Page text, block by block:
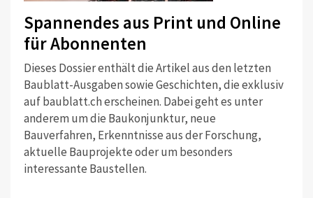
Spannendes aus Print und Online
für Abonnenten
Dieses Dossier enthält die Artikel aus den letzten
Baublatt-Ausgaben sowie Geschichten, die exklusiv
auf baublatt.ch erscheinen. Dabei geht es unter
anderem um die Baukonjunktur, neue
Bauverfahren, Erkenntnisse aus der Forschung,
aktuelle Bauprojekte oder um besonders
interessante Baustellen.